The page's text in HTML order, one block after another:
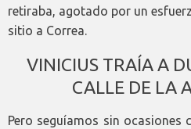
retiraba, agotado por un
sitio a Correa.
VINICIUS TRAÍA A
CALLE DE LA
Pero seguíamos sin ocasiones